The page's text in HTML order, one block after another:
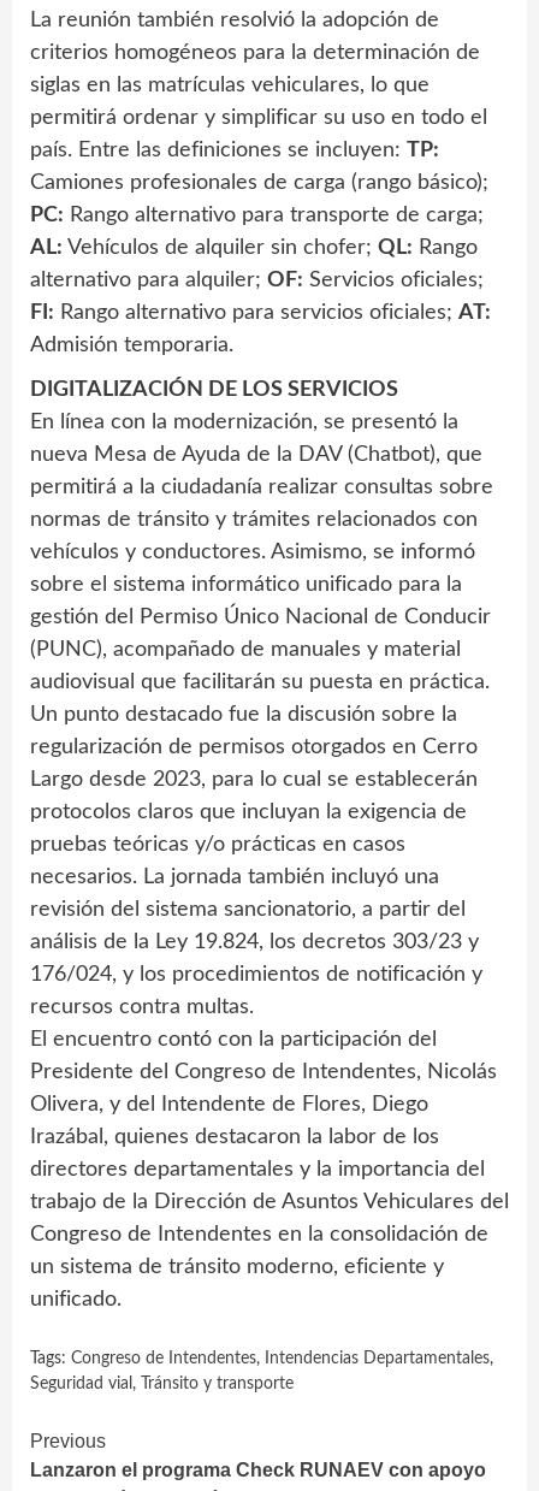
La reunión también resolvió la adopción de
criterios homogéneos para la determinación de
siglas en las matrículas vehiculares, lo que
permitirá ordenar y simplificar su uso en todo el
país. Entre las definiciones se incluyen: TP:
Camiones profesionales de carga (rango básico);
PC: Rango alternativo para transporte de carga;
AL: Vehículos de alquiler sin chofer; QL: Rango
alternativo para alquiler; OF: Servicios oficiales;
FI: Rango alternativo para servicios oficiales; AT:
Admisión temporaria.
DIGITALIZACIÓN DE LOS SERVICIOS
En línea con la modernización, se presentó la
nueva Mesa de Ayuda de la DAV (Chatbot), que
permitirá a la ciudadanía realizar consultas sobre
normas de tránsito y trámites relacionados con
vehículos y conductores. Asimismo, se informó
sobre el sistema informático unificado para la
gestión del Permiso Único Nacional de Conducir
(PUNC), acompañado de manuales y material
audiovisual que facilitarán su puesta en práctica.
Un punto destacado fue la discusión sobre la
regularización de permisos otorgados en Cerro
Largo desde 2023, para lo cual se establecerán
protocolos claros que incluyan la exigencia de
pruebas teóricas y/o prácticas en casos
necesarios. La jornada también incluyó una
revisión del sistema sancionatorio, a partir del
análisis de la Ley 19.824, los decretos 303/23 y
176/024, y los procedimientos de notificación y
recursos contra multas.
El encuentro contó con la participación del
Presidente del Congreso de Intendentes, Nicolás
Olivera, y del Intendente de Flores, Diego
Irazábal, quienes destacaron la labor de los
directores departamentales y la importancia del
trabajo de la Dirección de Asuntos Vehiculares del
Congreso de Intendentes en la consolidación de
un sistema de tránsito moderno, eficiente y
unificado.
Tags: Congreso de Intendentes, Intendencias Departamentales,
Seguridad vial , Tránsito y transporte
Continue
Previous
Lanzaron el programa Check RUNAEV con apoyo